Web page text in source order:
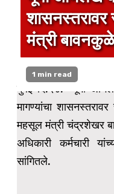
शासनस्तरावर
मंत्री बावनकुळे
1 min read
मुंबई दि.२४:- भूमी
मागण्यांचा
महसूल मंत्री चंद्रशेखर
अधिकारी कर्मचारी
सांगितले.